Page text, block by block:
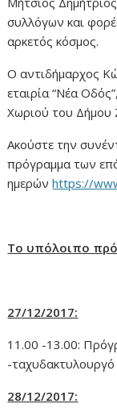
συλλόγων και
αρκετός κόσμος.
Ο αντιδήμαρχος
εταιρία “Νέα
Χωριού του Δήμου
Ακούστε την
πρόγραμμα των
ημερώνhttps://
Το υπόλοιπο
27/12/2017:
11.00 -13.00:
-ταχυδακτυλουργό
28/12/2017: